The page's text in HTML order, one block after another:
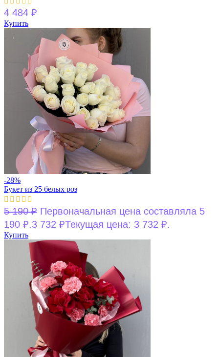
4 484 ₽
Купить
-28%
Букет из 25 белых роз
5 190₽ Первоначальная цена составляла 5
190 ₽.3 732 ₽Текущая цена: 3 732 ₽.
Купить